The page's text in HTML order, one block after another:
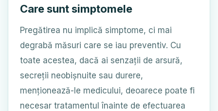
Care sunt simptomele
Pregătirea nu implică simptome, ci mai
degrabă măsuri care se iau preventiv. Cu
toate acestea, dacă ai senzații de arsură,
secreții neobișnuite sau durere,
menționează-le medicului, deoarece poate fi
necesar tratamentul înainte de efectuarea